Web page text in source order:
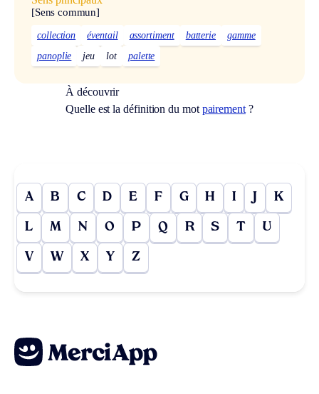
[Sens commun]
collection éventail assortiment batterie
gamme
panoplie
jeu lot palette
À découvrir
Quelle est la définition du mot pairement?
A B C D E F G H I J K
L M N O P Q R S T U
V W X Y Z